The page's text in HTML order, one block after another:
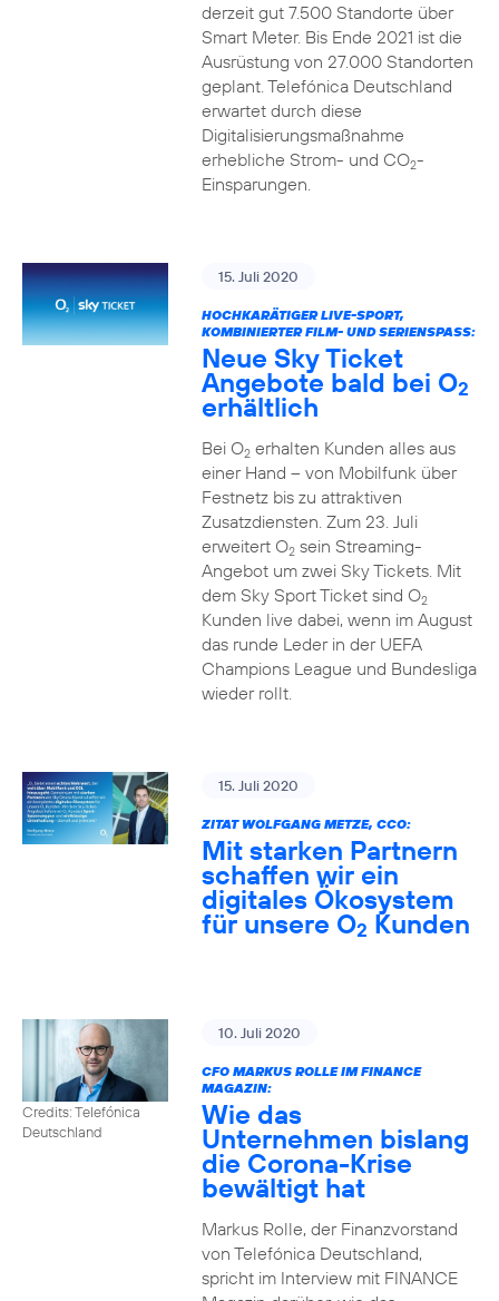
derzeit gut 7.500 Standorte über
Smart Meter. Bis Ende 2021 ist die
Ausrüstung von 27.000 Standorten
geplant. Telefónica Deutschland
erwartet durch diese
Digitalisierungsmaßnahme
erhebliche Strom- und CO2-
Einsparungen.
15. Juli 2020
HOCHKARÄTIGER LIVE-SPORT,
KOMBINIERTER FILM- UND SERIENSPASS:
Neue Sky Ticket
Angebote bald bei O2
erhältlich
Bei O2erhalten Kunden alles aus
einer Hand – von Mobilfunk über
Festnetz bis zu attraktiven
Zusatzdiensten. Zum 23. Juli
erweitert O2sein Streaming-
Angebot um zwei Sky Tickets. Mit
dem Sky Sport Ticket sind O2
Kunden live dabei, wenn im August
das runde Leder in der UEFA
Champions League und Bundesliga
wieder rollt.
15. Juli 2020
ZITAT WOLFGANG METZE, CCO:
Mit starken Partnern
schaffen wir ein
digitales Ökosystem
für unsere O2 Kunden
Credits: Telefónica
Deutschland
10. Juli 2020
CFO MARKUS ROLLE IM FINANCE
MAGAZIN:
Wie das
Unternehmen bislang
die Corona-Krise
bewältigt hat
Markus Rolle, der Finanzvorstand
von Telefónica Deutschland,
spricht im Interview mit FINANCE